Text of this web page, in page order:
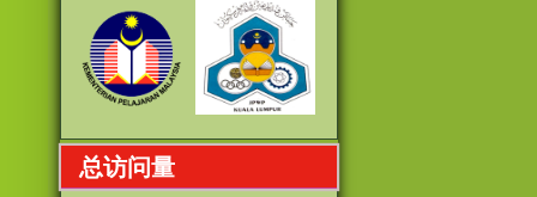
总访问量